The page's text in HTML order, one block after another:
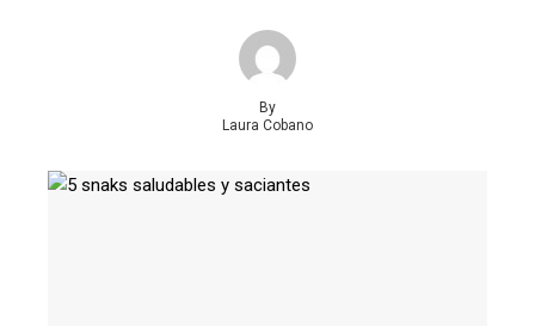
By
Laura Cobano